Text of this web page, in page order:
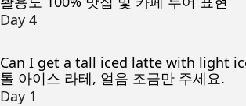
Day 4
Can I get a tall iced latte with light
톨 아이스 라테, 얼음 조금만 주세요.
Day 1